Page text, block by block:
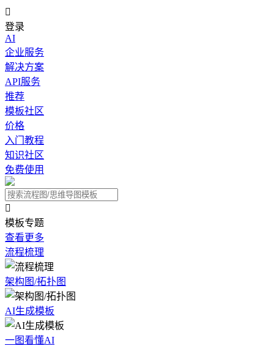

登录
AI
企业服务
解决方案
API服务
推荐
模板社区
价格
入门教程
知识社区
免费使用

模板专题
查看更多
流程梳理
架构图/拓扑图
AI生成模板
一图看懂AI